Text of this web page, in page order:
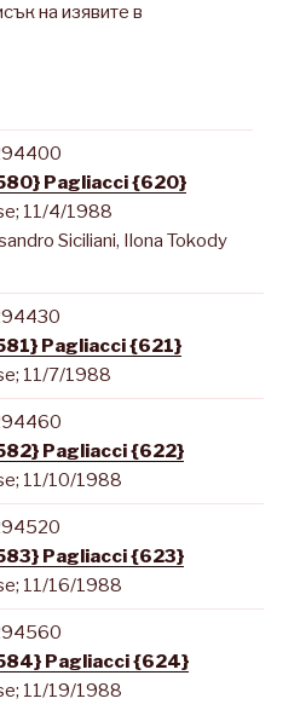
на изявите в
Pagliacci {620}
11/4/1988
Siciliani, Ilona Tokody
Pagliacci {621}
11/7/1988
Pagliacci {622}
11/10/1988
Pagliacci {623}
11/16/1988
Pagliacci {624}
11/19/1988